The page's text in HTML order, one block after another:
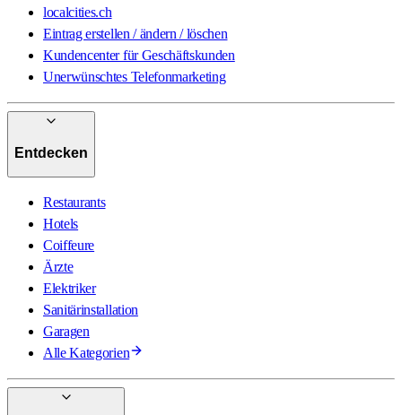
localcities.ch
Eintrag erstellen / ändern / löschen
Kundencenter für Geschäftskunden
Unerwünschtes Telefonmarketing
Entdecken
Restaurants
Hotels
Coiffeure
Ärzte
Elektriker
Sanitärinstallation
Garagen
Alle Kategorien